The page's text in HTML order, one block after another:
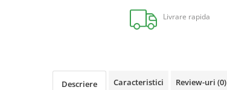
Livrare rapida
Descriere Caracteristici Review-uri (0)